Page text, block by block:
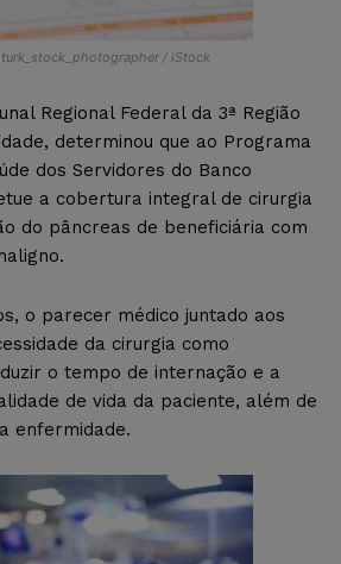
/ iStock
Regional Federal da 3ª Região
determinou que ao Programa
dos Servidores do Banco
a cobertura integral de cirurgia
do pâncreas de beneficiária com
o parecer médico juntado aos
da cirurgia como
o tempo de internação e a
de vida da paciente, além de
enfermidade.